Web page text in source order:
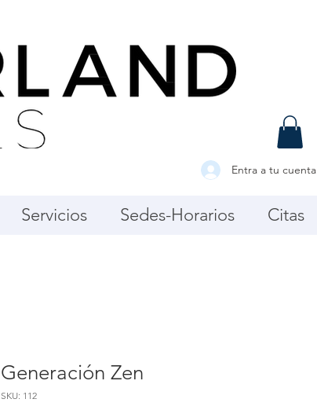
Entra a tu cuenta
Servicios Sedes-Horarios Citas
Generación Zen
SKU: 112